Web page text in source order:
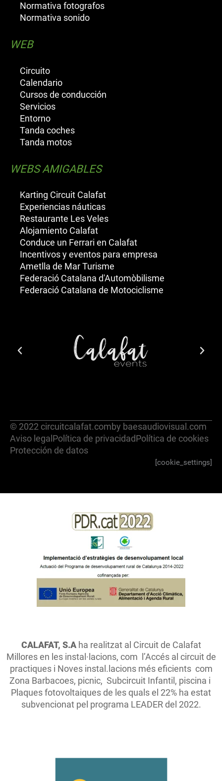
Normativa fotografos
Normativa sonido
WEB
Circuito
Calendario
Cursos de conducción
Servicios
Entorno
Tanda coches
Tanda motos
WEBS AMIGABLES
Karting Circuit Calafat
Experiencias náuticas
Restaurante Les Veles
Alojamiento Calafat
Conduce un Ferrari en Calafat
Incentivos y eventos para empresa
Ametlla de Mar Turisme
Federació Catalana d'Automòbilisme
Federació Catalana de Motociclisme
© 2022 circuitcalafat.comby baesaudiovisual.com
Aviso legal Política de privacidadPolítica de cookies
Protección de datos
[cookie_settings]
CALAFAT, S.Aha realitzat al Circuit de Calafat
Millores en les instal·lacions, com l’Accés al circuit de
practiques i Noves instal.lacions més eficients com
Zona Barbacoes, picnic, Subcircuit Infantil, piscina i
Plaques fotovoltaiques de les quals el 22% ha estat
subvencionat pel programa LEADER del 2022.